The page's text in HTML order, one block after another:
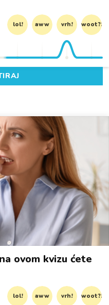
lol! aww vrh! woot?!
ovom kvizu ćete
lol! aww vrh! woot?!